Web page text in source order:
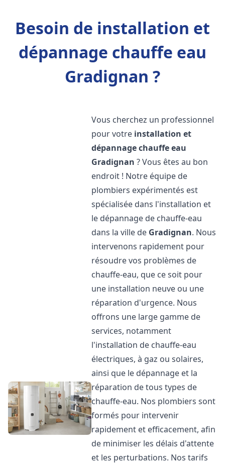
Besoin de installation et
dépannage chauffe eau
Gradignan ?
Vous cherchez un professionnel
pour votre installation et
dépannage chauffe eau
Gradignan ? Vous êtes au bon
endroit ! Notre équipe de
plombiers expérimentés est
spécialisée dans l'installation et
le dépannage de chauffe-eau
dans la ville de Gradignan. Nous
intervenons rapidement pour
résoudre vos problèmes de
chauffe-eau, que ce soit pour
une installation neuve ou une
réparation d'urgence. Nous
offrons une large gamme de
services, notamment
l'installation de chauffe-eau
électriques, à gaz ou solaires,
ainsi que le dépannage et la
réparation de tous types de
chauffe-eau. Nos plombiers sont
formés pour intervenir
rapidement et efficacement, afin
de minimiser les délais d'attente
et les perturbations. Nos tarifs